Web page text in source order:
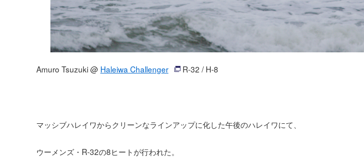
Amuro Tsuzuki @ Haleiwa Challenger R-32 / H-8
マッシブハレイワからクリーンなラインアップに化した午後のハレイワにて、
ウーメンズ・R-32の8ヒートが行われた。